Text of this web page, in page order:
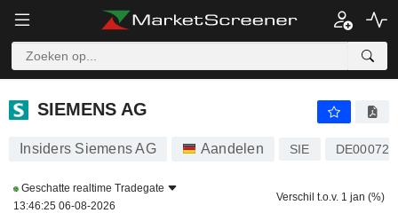
SIEMENS AG
SIEMENS AG
Insiders Siemens AG Aandelen SIE
Geschatte realtime Tradegate
13:46:25 06-08-2026
Verschil t.o.v. 1 jan (%)